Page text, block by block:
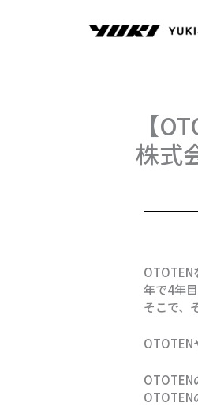
【
株式
OTOTEN
年で4年
そこで、
OTOTEN
OTOTEN
OTOTEN